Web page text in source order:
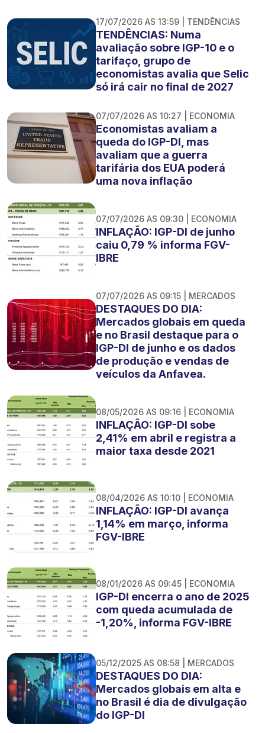
17/07/2026 AS 13:59 | TENDÊNCIAS
TENDÊNCIAS: Numa
avaliação sobre IGP-10 e o
tarifaço, grupo de
economistas avalia que Selic
só irá cair no final de 2027
07/07/2026 AS 10:27 | ECONOMIA
Economistas avaliam a
queda do IGP-DI, mas
avaliam que a guerra
tarifária dos EUA poderá
uma nova inflação
07/07/2026 AS 09:30 | ECONOMIA
INFLAÇÃO: IGP-DI de junho
caiu 0,79 % informa FGV-
IBRE
07/07/2026 AS 09:15 | MERCADOS
DESTAQUES DO DIA:
Mercados globais em queda
e no Brasil destaque para o
IGP-DI de junho e os dados
de produção e vendas de
veículos da Anfavea.
08/05/2026 AS 09:16 | ECONOMIA
INFLAÇÃO: IGP-DI sobe
2,41% em abril e registra a
maior taxa desde 2021
08/04/2026 AS 10:10 | ECONOMIA
INFLAÇÃO: IGP-DI avança
1,14% em março, informa
FGV-IBRE
08/01/2026 AS 09:45 | ECONOMIA
IGP-DI encerra o ano de 2025
com queda acumulada de
-1,20%, informa FGV-IBRE
05/12/2025 AS 08:58 | MERCADOS
DESTAQUES DO DIA:
Mercados globais em alta e
no Brasil é dia de divulgação
do IGP-DI